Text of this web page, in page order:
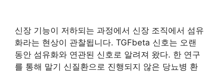
신장 기능이 저하되는 과정에서 신장 조직에서 섬유
화라는 현상이 관찰됩니다. TGFbeta 신호는 오랜
동안 섬유화와 연관된 신호로 알려져 왔다. 한 연구
를 통해 말기 신질환으로 진행되지 않은 당뇨병 환